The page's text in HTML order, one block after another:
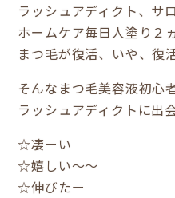
ラッシュアディクト、サ
ホームケア毎日人塗り２
まつ毛が復活、いや、復
そんなまつ毛美容液初心
ラッシュアディクトに出
☆凄ーい
☆嬉しい～～
☆伸びたー